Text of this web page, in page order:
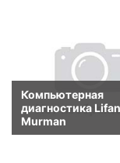
Компьютерная
диагностика Lifan
Murman